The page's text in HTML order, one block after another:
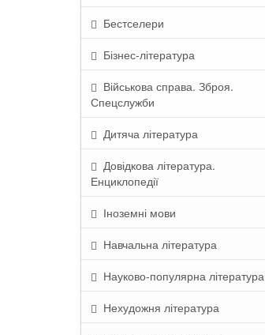
Бестселери
Бізнес-література
Військова справа. Зброя.
Спецслужби
Дитяча література
Довідкова література.
Енциклопедії
Іноземні мови
Навчальна література
Науково-популярна література
Нехудожня література